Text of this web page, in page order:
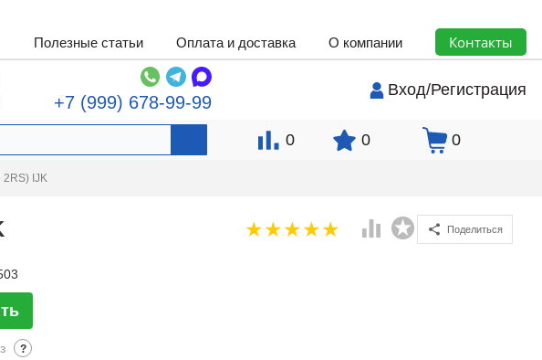
Полезные статьи Оплата и доставка О компании Контакты
+7 (999) 678-99-99
Вход/Регистрация
0 0 0
IJK
Поделиться
?